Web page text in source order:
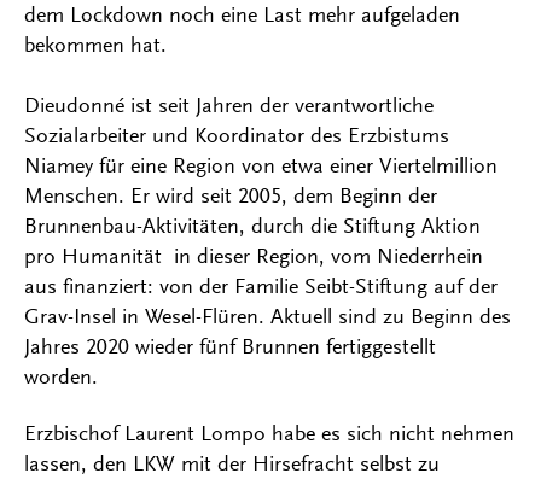
dem Lockdown noch eine Last mehr aufgeladen
bekommen hat.
Dieudonné ist seit Jahren der verantwortliche
Sozialarbeiter und Koordinator des Erzbistums
Niamey für eine Region von etwa einer Viertelmillion
Menschen. Er wird seit 2005, dem Beginn der
Brunnenbau-Aktivitäten, durch die Stiftung Aktion
pro Humanität in dieser Region, vom Niederrhein
aus finanziert: von der Familie Seibt-Stiftung auf der
Grav-Insel in Wesel-Flüren. Aktuell sind zu Beginn des
Jahres 2020 wieder fünf Brunnen fertiggestellt
worden.
Erzbischof Laurent Lompo habe es sich nicht nehmen
lassen, den LKW mit der Hirsefracht selbst zu